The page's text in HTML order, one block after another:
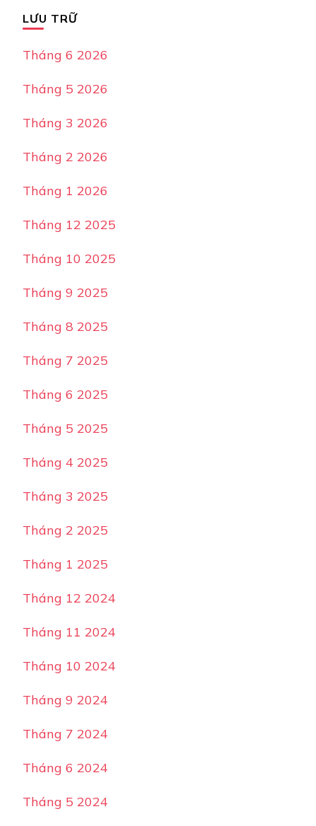
LƯU TRỮ
Tháng 6 2026
Tháng 5 2026
Tháng 3 2026
Tháng 2 2026
Tháng 1 2026
Tháng 12 2025
Tháng 10 2025
Tháng 9 2025
Tháng 8 2025
Tháng 7 2025
Tháng 6 2025
Tháng 5 2025
Tháng 4 2025
Tháng 3 2025
Tháng 2 2025
Tháng 1 2025
Tháng 12 2024
Tháng 11 2024
Tháng 10 2024
Tháng 9 2024
Tháng 7 2024
Tháng 6 2024
Tháng 5 2024